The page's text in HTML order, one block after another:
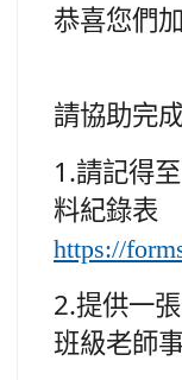
恭喜您們
請協助完
1.請記得
料紀錄表
https://
2.提供一
班級老師